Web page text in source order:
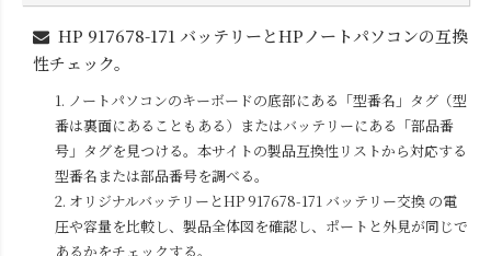
HP 917678-171 バッテリーとHPノートパソコンの互換
性チェック。
1. ノートパソコンのキーボードの底部にある「型番名」タグ（型
番は裏面にあることもある）またはバッテリーにある「部品番
号」タグを見つける。本サイトの製品互換性リストから対応する
型番名または部品番号を調べる。
2. オリジナルバッテリーとHP 917678-171 バッテリー交換 の電
圧や容量を比較し、製品全体図を確認し、ポートと外見が同じで
あるかをチェックする。